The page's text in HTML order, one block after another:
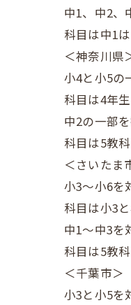
中1、中2、
科目は中1
＜神奈川県
小4と小5の
科目は4年
中2の一部
科目は5教科
＜さいたま
小3～小6を
科目は小3
中1～中3を
科目は5教科
＜千葉市＞
小3と小5を